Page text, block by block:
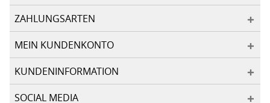
ZAHLUNGSARTEN
MEIN KUNDENKONTO
KUNDENINFORMATION
SOCIAL MEDIA